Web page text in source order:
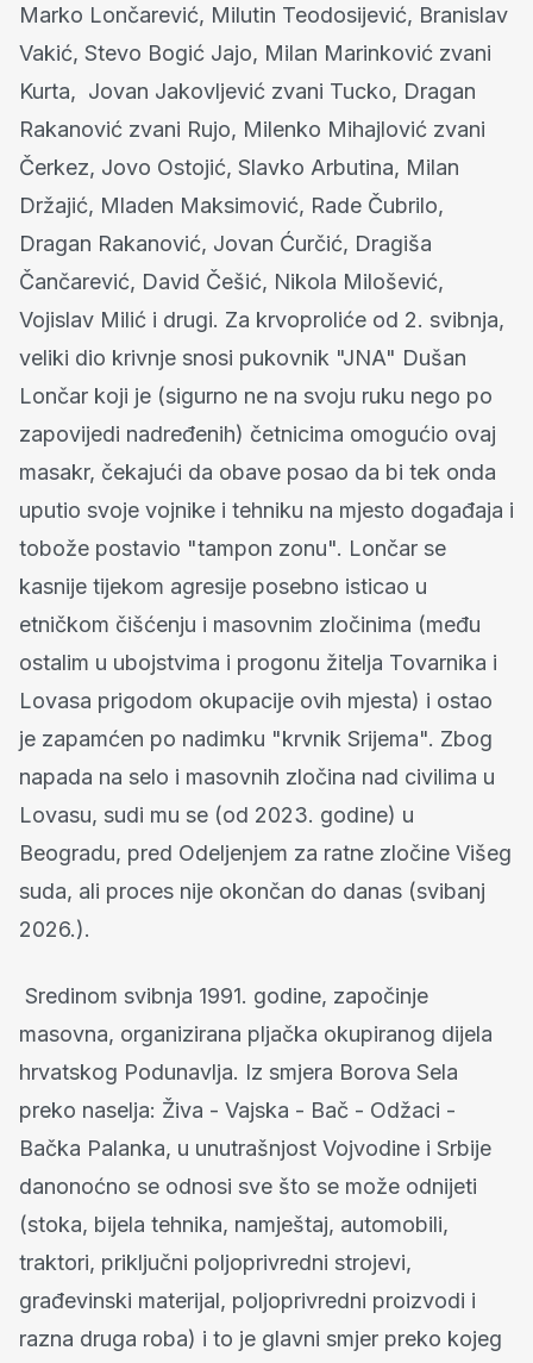
Marko Lončarević, Milutin Teodosijević, Branislav
Vakić, Stevo Bogić Jajo, Milan Marinković zvani
Kurta, Jovan Jakovljević zvani Tucko, Dragan
Rakanović zvani Rujo, Milenko Mihajlović zvani
Čerkez, Jovo Ostojić, Slavko Arbutina, Milan
Držajić, Mladen Maksimović, Rade Čubrilo,
Dragan Rakanović, Jovan Ćurčić, Dragiša
Čančarević, David Češić, Nikola Milošević,
Vojislav Milić i drugi. Za krvoproliće od 2. svibnja,
veliki dio krivnje snosi pukovnik "JNA" Dušan
Lončar koji je (sigurno ne na svoju ruku nego po
zapovijedi nadređenih) četnicima omogućio ovaj
masakr, čekajući da obave posao da bi tek onda
uputio svoje vojnike i tehniku na mjesto događaja i
tobože postavio "tampon zonu". Lončar se
kasnije tijekom agresije posebno isticao u
etničkom čišćenju i masovnim zločinima (među
ostalim u ubojstvima i progonu žitelja Tovarnika i
Lovasa prigodom okupacije ovih mjesta) i ostao
je zapamćen po nadimku "krvnik Srijema". Zbog
napada na selo i masovnih zločina nad civilima u
Lovasu, sudi mu se (od 2023. godine) u
Beogradu, pred Odeljenjem za ratne zločine Višeg
suda, ali proces nije okončan do danas (svibanj
2026.).
Sredinom svibnja 1991. godine, započinje
masovna, organizirana pljačka okupiranog dijela
hrvatskog Podunavlja. Iz smjera Borova Sela
preko naselja: Živa - Vajska - Bač - Odžaci -
Bačka Palanka, u unutrašnjost Vojvodine i Srbije
danonoćno se odnosi sve što se može odnijeti
(stoka, bijela tehnika, namještaj, automobili,
traktori, priključni poljoprivredni strojevi,
građevinski materijal, poljoprivredni proizvodi i
razna druga roba) i to je glavni smjer preko kojeg